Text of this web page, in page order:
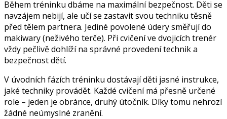
Během tréninku dbáme na maximální bezpečnost. Děti se
navzájem nebijí, ale učí se zastavit svou techniku těsně
před tělem partnera. Jediné povolené údery směřují do
makiwary (neživého terče). Při cvičení ve dvojicích trenér
vždy pečlivě dohlíží na správné provedení technik a
bezpečnost dětí.
V úvodních fázích tréninku dostávají děti jasné instrukce,
jaké techniky provádět. Každé cvičení má přesně určené
role – jeden je obránce, druhý útočník. Díky tomu nehrozí
žádné neúmyslné zranění.